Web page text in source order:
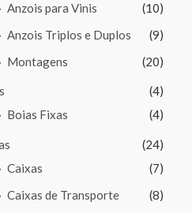
Anzois para Vinis
(10)
Anzois Triplos e Duplos
(9)
Montagens
(20)
(4)
Boias Fixas
(4)
(24)
Caixas
(7)
Caixas de Transporte
(8)